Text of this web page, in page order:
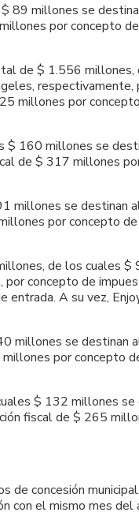
89 millones se
por concepto
de $ 1.556
millones por
$ 160 millones se
de $ 317 millones
millones se destinan
por concepto
de los cuales
concepto de
A su vez,
millones se destinan
por concepto
$ 132 millones
fiscal de $ 265
de concesión
con el mismo mes